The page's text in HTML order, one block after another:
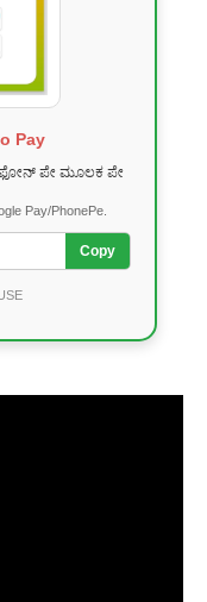
Pay
ಪೇ ಮೂಲಕ ಪೇ
Pay/PhonePe.
Copy